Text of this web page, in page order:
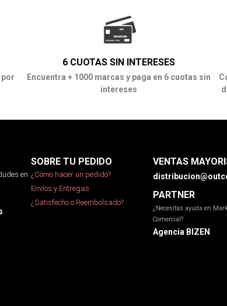
por
6 CUOTAS SIN INTERESES
Encuentra + 1000 marcas y paga en 6 cuotas sin
intereses
en
SOBRE TU PEDIDO
¿Cómo hacer un pedido?
Envíos y Entregas
¿Satisfecho o Reembolsado?
VENTAS
PARTNER
¿Necesitas ayuda en
Comercial?
Agencia BIZEN